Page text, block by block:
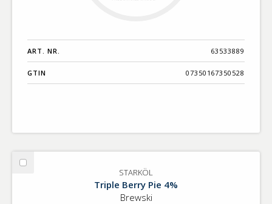
ART. NR. 63533889
GTIN 07350167350528
Välj
STARKÖL
Triple Berry Pie 4%
Brewski